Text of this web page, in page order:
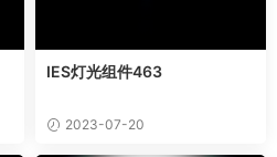
IES灯光组件463
2023-07-20